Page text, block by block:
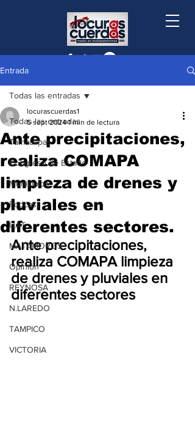
Entrada
Todas las entradas
Tamaulipas
Congreso de Estado
Municipios
Podcast
UAT
MATAMOROS
Opinión
REYNOSA
N.LAREDO
TAMPICO
VICTORIA
Todas las entradas
Ante precipitaciones,
realiza COMAPA
limpieza de drenes y
pluviales en
diferentes sectores.
locurascuerdas1
5 sept 2024 1 min de lectura
Ante precipitaciones,
realiza COMAPA limpieza
de drenes y pluviales en
diferentes sectores